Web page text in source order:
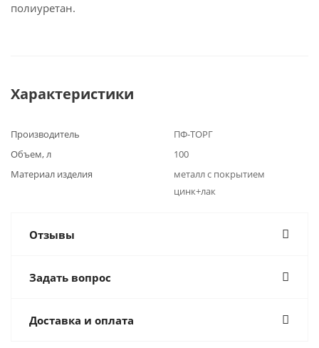
полиуретан.
Характеристики
Производитель
ПФ-ТОРГ
Объем, л
100
Материал изделия
металл с покрытием
цинк+лак
Отзывы
Задать вопрос
Доставка и оплата